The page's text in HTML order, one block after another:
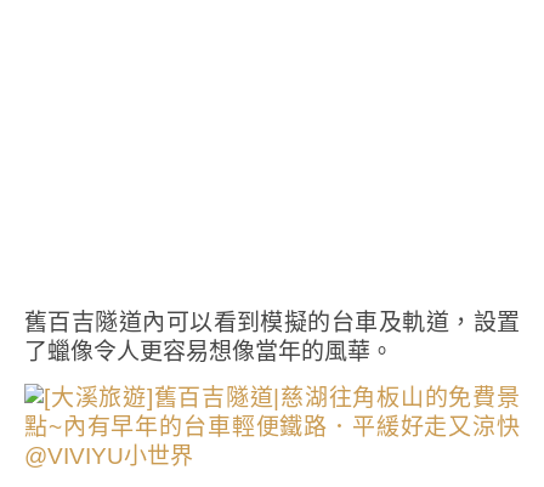
舊百吉隧道內可以看到模擬的台車及軌道，設置
了蠟像令人更容易想像當年的風華。